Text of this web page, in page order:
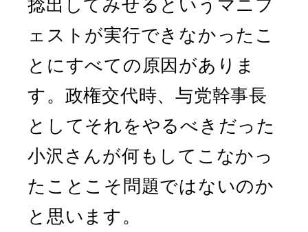
捻出してみせるというマニフ
ェストが実行できなかったこ
とにすべての原因がありま
す。政権交代時、与党幹事長
としてそれをやるべきだった
小沢さんが何もしてこなかっ
たことこそ問題ではないのか
と思います。